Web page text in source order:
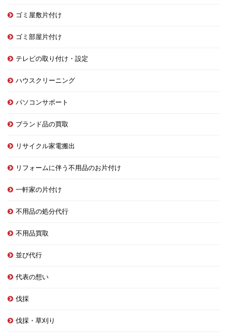
ゴミ屋敷片付け
ゴミ部屋片付け
テレビの取り付け・設定
ハウスクリーニング
パソコンサポート
ブランド品の買取
リサイクル家電搬出
リフォームに伴う不用品のお片付け
一軒家の片付け
不用品の処分代行
不用品買取
並び代行
代表の想い
伐採
伐採・草刈り